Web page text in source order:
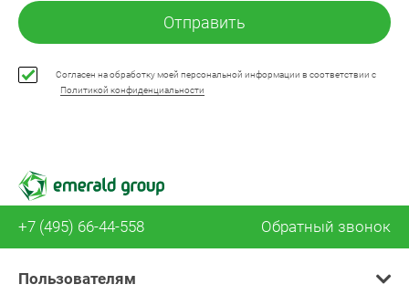
Отправить
Согласен на обработку моей персональной информации в соответствии с
Политикой конфиденциальности
+7 (495) 66-44-558 Обратный звонок
Пользователям